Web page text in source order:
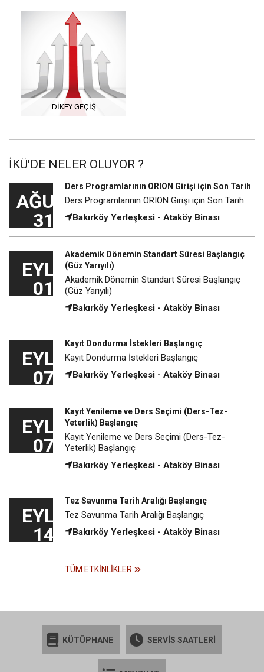
DIKEY GEÇIŞ
İKÜ'DE NELER OLUYOR ?
AĞU
31
Ders Programlarının ORION Girişi için Son Tarih
Ders Programlarının ORION Girişi için Son Tarih
Bakırköy Yerleşkesi - Ataköy Binası
EYL
01
Akademik Dönemin Standart Süresi Başlangıç
(Güz Yarıyılı)
Akademik Dönemin Standart Süresi Başlangıç
(Güz Yarıyılı)
Bakırköy Yerleşkesi - Ataköy Binası
EYL
07
Kayıt Dondurma İstekleri Başlangıç
Kayıt Dondurma İstekleri Başlangıç
Bakırköy Yerleşkesi - Ataköy Binası
EYL
07
Kayıt Yenileme ve Ders Seçimi (Ders-Tez-
Yeterlik) Başlangıç
Kayıt Yenileme ve Ders Seçimi (Ders-Tez-
Yeterlik) Başlangıç
Bakırköy Yerleşkesi - Ataköy Binası
EYL
14
Tez Savunma Tarih Aralığı Başlangıç
Tez Savunma Tarih Aralığı Başlangıç
Bakırköy Yerleşkesi - Ataköy Binası
TÜM ETKINLIKLER
KÜTÜPHANE SERVİS SAATLERİ